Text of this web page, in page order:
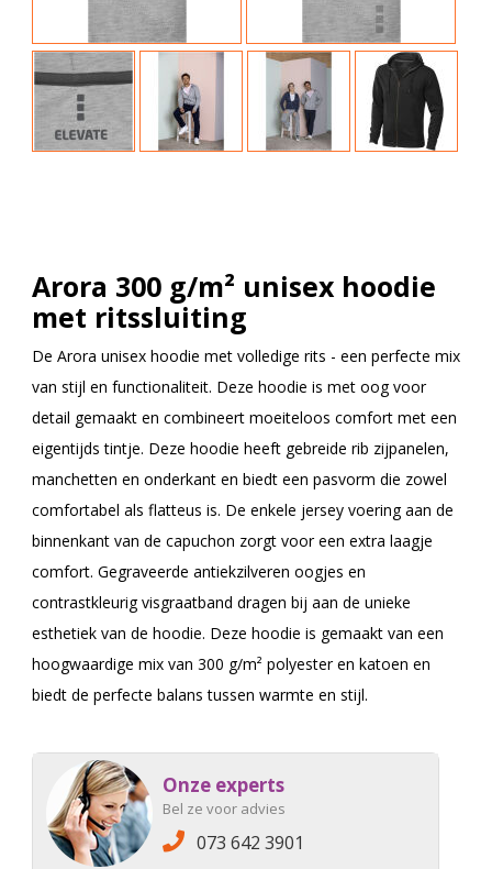
Arora 300 g/m² unisex hoodie
met ritssluiting
De Arora unisex hoodie met volledige rits - een perfecte mix
van stijl en functionaliteit. Deze hoodie is met oog voor
detail gemaakt en combineert moeiteloos comfort met een
eigentijds tintje. Deze hoodie heeft gebreide rib zijpanelen,
manchetten en onderkant en biedt een pasvorm die zowel
comfortabel als flatteus is. De enkele jersey voering aan de
binnenkant van de capuchon zorgt voor een extra laagje
comfort. Gegraveerde antiekzilveren oogjes en
contrastkleurig visgraatband dragen bij aan de unieke
esthetiek van de hoodie. Deze hoodie is gemaakt van een
hoogwaardige mix van 300 g/m² polyester en katoen en
biedt de perfecte balans tussen warmte en stijl.
Onze experts
Bel ze voor advies
073 642 3901